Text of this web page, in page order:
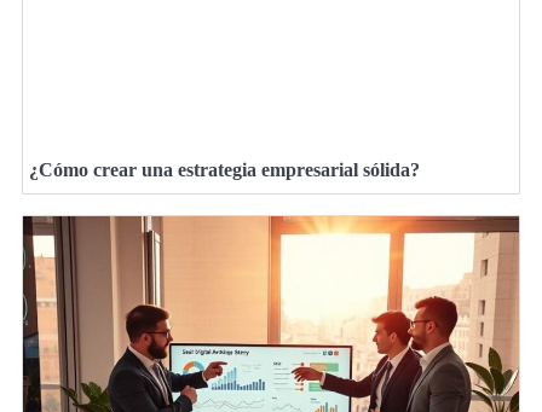
¿Cómo crear una estrategia empresarial sólida?